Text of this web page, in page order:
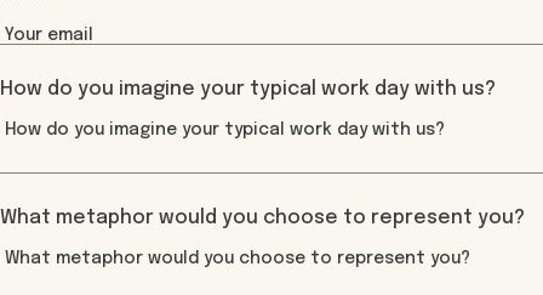
How do you imagine your typical work day with us?
What metaphor would you choose to represent you?